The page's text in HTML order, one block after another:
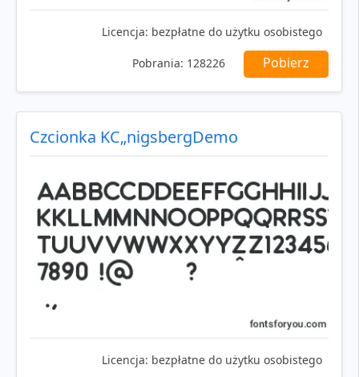
Licencja: bezpłatne do użytku osobistego
Pobrania: 128226 Pobierz
Czcionka KС„nigsbergDemo
Licencja: bezpłatne do użytku osobistego